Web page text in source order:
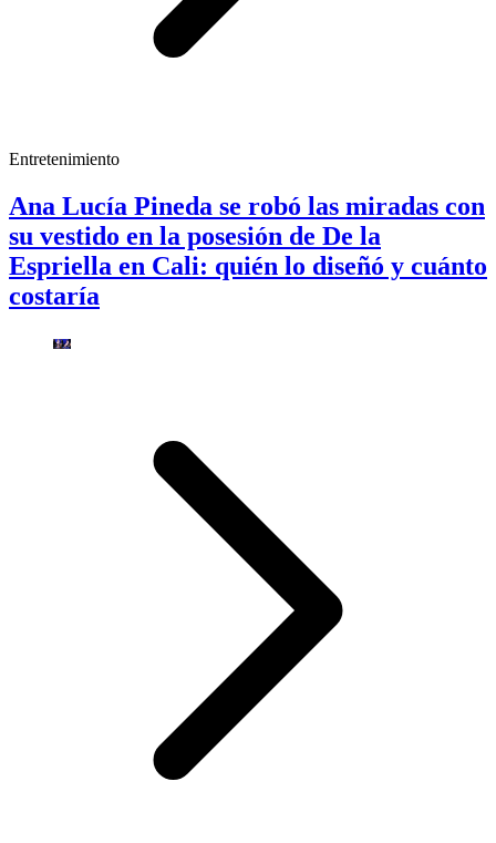
Entretenimiento
Ana Lucía Pineda se robó las miradas con
su vestido en la posesión de De la
Espriella en Cali: quién lo diseñó y cuánto
costaría